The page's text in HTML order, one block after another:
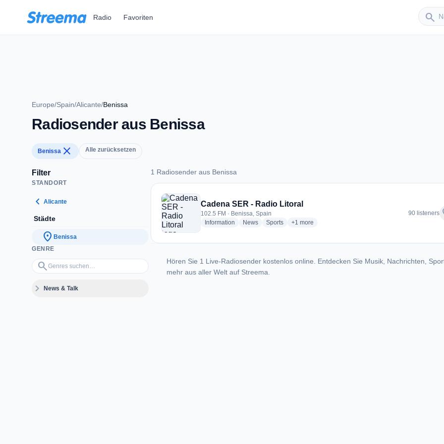
Radio Favoriten search
Sender
Europe/Spain/Alicante/Benissa
Radiosender aus Benissa
Benissa close Alle zurücksetzen
Filter
STANDORT
chevron_left Alicante
Städte
location_on Benissa
GENRE
search
Genres suchen…
expand_moreNews & Talk
1 Radiosender aus Benissa
1 Radiosender aus Benissa
Cadena SER - Radio Litoral
102.5 FM · Benissa, Spain
Information radio stations
Newsradio stations
Sportsradio stations
+1 more genres for Cadena SER - Radio Litoral
more
90 listeners
Hören Sie 1 Live-Radiosender kostenlos online. Entdecken Sie Musik, Nachrichten,
mehr aus aller Welt auf Streema.